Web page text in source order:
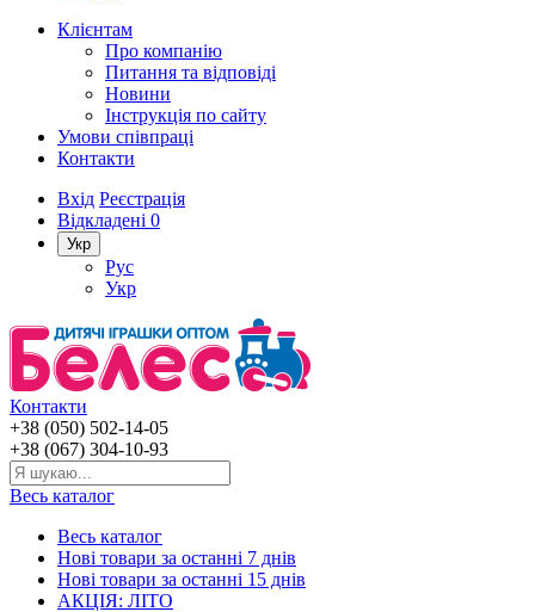
Клієнтам
Про компанію
Питання та відповіді
Новини
Інструкція по сайту
Умови співпраці
Контакти
Вхід Реєстрація
Відкладені 0
Укр
Рус
Укр
Контакти
+38 (050) 502-14-05
+38 (067) 304-10-93
Весь каталог
Весь каталог
Нові товари за останнi 7 днiв
Нові товари за останнi 15 днiв
АКЦІЯ: ЛІТО